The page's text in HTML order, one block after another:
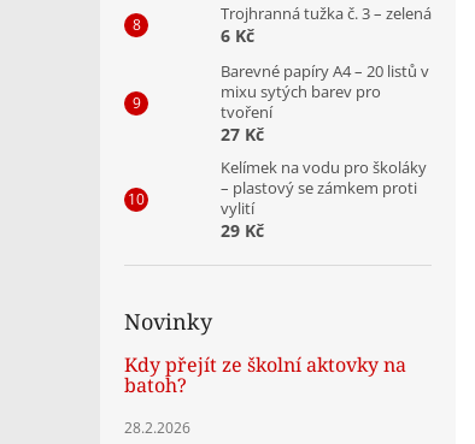
Trojhranná tužka č. 3 – zelená
6 Kč
Barevné papíry A4 – 20 listů v
mixu sytých barev pro
tvoření
27 Kč
Kelímek na vodu pro školáky
– plastový se zámkem proti
vylití
29 Kč
Novinky
Kdy přejít ze školní aktovky na
batoh?
28.2.2026